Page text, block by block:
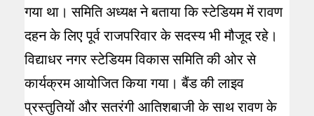
गया था। समिति अध्यक्ष ने बताया कि स्टेडियम में रावण
दहन के लिए पूर्व राजपरिवार के सदस्य भी मौजूद रहे।
विद्याधर नगर स्टेडियम विकास समिति की ओर से
कार्यक्रम आयोजित किया गया। बैंड की लाइव
प्रस्तुतियों और सतरंगी आतिशबाजी के साथ रावण के